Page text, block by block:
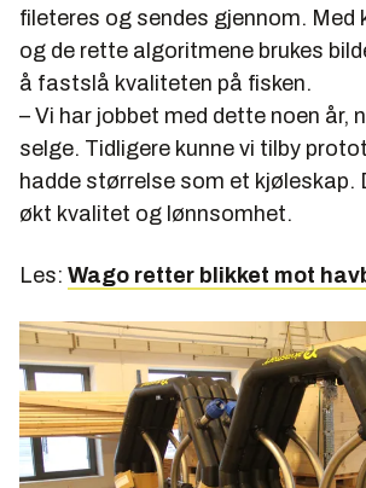
fileteres og sendes gjennom. Med
og de rette algoritmene brukes
å fastslå kvaliteten på fisken.
– Vi har jobbet med dette noen år,
selge. Tidligere kunne vi tilby
hadde størrelse som et kjøleskap.
økt kvalitet og lønnsomhet.
Les: Wago retter blikket mot